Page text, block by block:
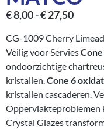
€8,00-€27,50
CG-1009 Cherry
Veilig voor Servies
ondoorzichtige
kristallen.Cone 6
kristallen cascaderen.
Oppervlakteproblemen
Crystal Glazes